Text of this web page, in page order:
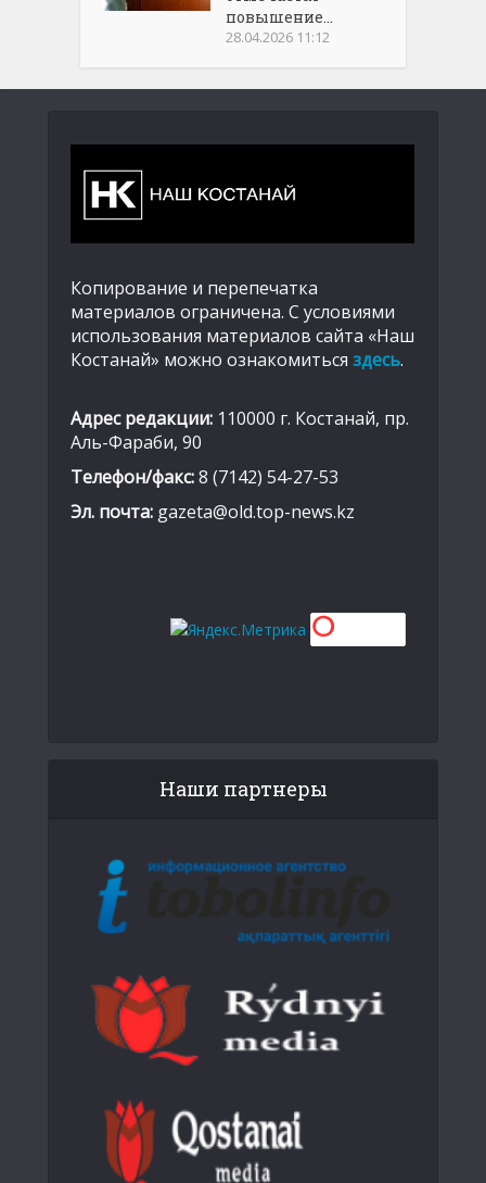
повышение...
28.04.2026 11:12
Копирование и перепечатка
материалов ограничена. С условиями
использования материалов сайта «Наш
Костанай» можно ознакомиться здесь.
Адрес редакции: 110000 г. Костанай, пр.
Аль-Фараби, 90
Телефон/факс:8 (7142) 54-27-53
Эл. почта: gazeta@old.top-news.kz
Наши партнеры